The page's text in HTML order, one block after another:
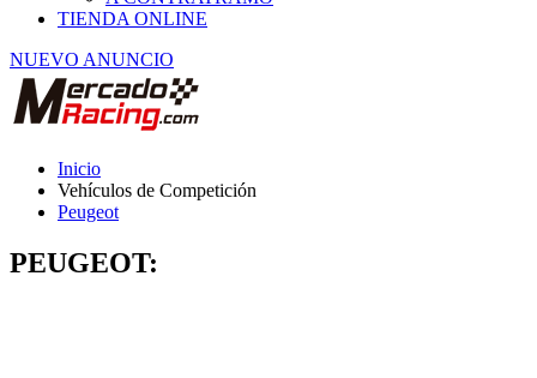
NUEVO ANUNCIO
Vehículos de Competición
Peugeot
PEUGEOT: